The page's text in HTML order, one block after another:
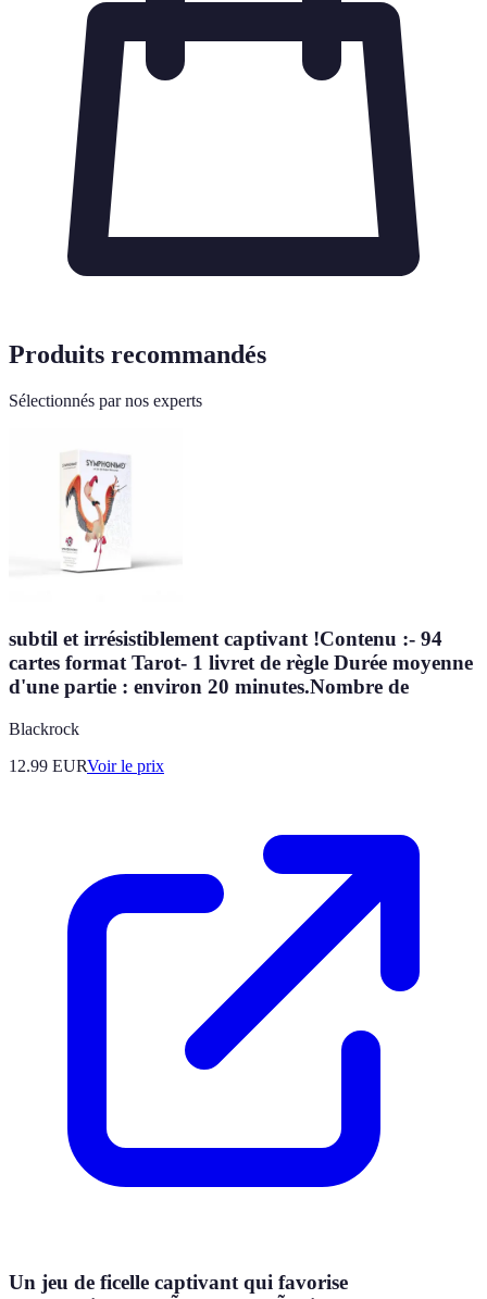
Produits recommandés
Sélectionnés par nos experts
subtil et irrésistiblement captivant !Contenu :- 94
cartes format Tarot- 1 livret de règle Durée moyenne
d'une partie : environ 20 minutes.Nombre de
Blackrock
12.99 EURVoir le prix
Un jeu de ficelle captivant qui favorise